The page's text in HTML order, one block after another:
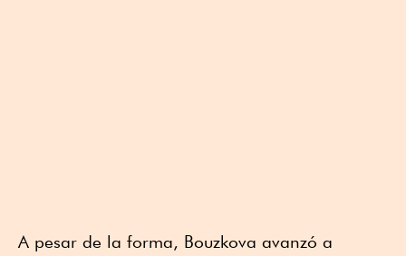
A pesar de la forma, Bouzkova avanzó a